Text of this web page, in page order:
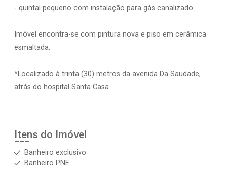
- quintal pequeno com instalação para gás canalizado
Imóvel encontra-se com pintura nova e piso em cerâmica
esmaltada.
*Localizado à trinta (30) metros da avenida Da Saudade,
atrás do hospital Santa Casa.
Itens do Imóvel
Banheiro exclusivo
Banheiro PNE